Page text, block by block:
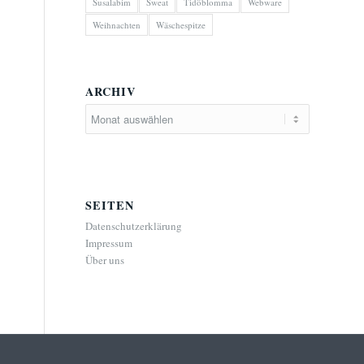
Weihnachten
Wäschespitze
ARCHIV
SEITEN
Datenschutzerklärung
Impressum
Über uns